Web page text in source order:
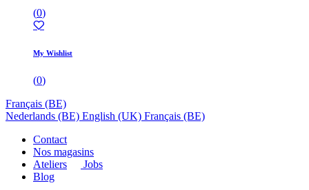
(0)
My Wishlist
(0)
Français (BE)
Nederlands (BE) English (UK) Français (BE)
Contact
Nos magasins
Ateliers
Jobs
Blog